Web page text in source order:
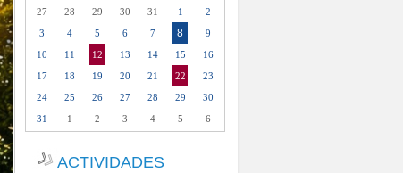
27 28 29 30 31 1
2
3
4 5 6 7 8
9
10
11 12 13 14 15
16
17
18 19 20 21 22
23
24
25 26 27 28 29
30
31
1 2 3 4 5 6
ACTIVIDADES